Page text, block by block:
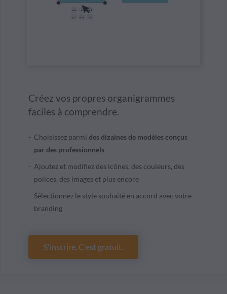
Créez vos propres organigrammes
faciles à comprendre.
Choisissez parmi des dizaines de modèles conçus
par des professionnels
Ajoutez et modifiez des icônes, des couleurs, des
polices, des images et plus encore
Sélectionnez le style souhaité en accord avec votre
branding
S'inscrire. C'est gratuit.